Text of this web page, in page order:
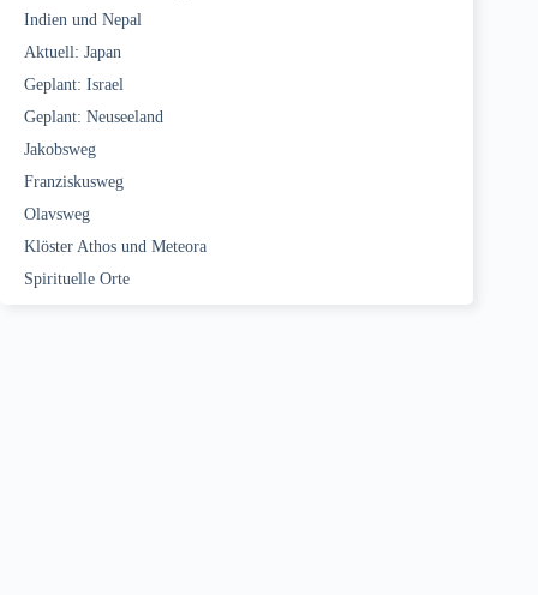
Indien und Nepal
Aktuell: Japan
Geplant: Israel
Geplant: Neuseeland
Jakobsweg
Franziskusweg
Olavsweg
Klöster Athos und Meteora
Spirituelle Orte